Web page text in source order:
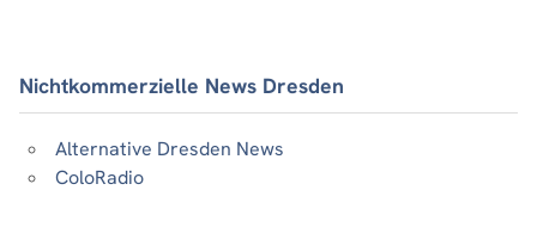
Nichtkommerzielle News Dresden
Alternative Dresden News
ColoRadio